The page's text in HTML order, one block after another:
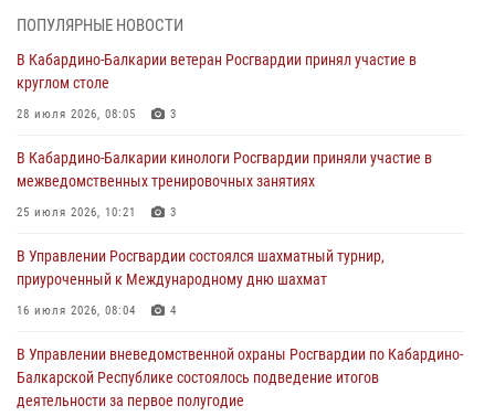
мировой войне 1914-1918 годов
01 августа 2026, 07:30
поздравил специалистов подразделений тыла с профессиональным
праздником
01 августа 2026, 00:10
Росгвардия обеспечивает безопасность граждан на южном
направлении
31 июля 2026, 09:22
Состоялась рабочая встреча директора Росгвардии Героя России
генерала армии Виктора Золотова с заместителем полномочного
представителя Президента Российской Федерации в Северо-
ПОПУЛЯРНЫЕ НОВОСТИ
В Кабардино-Балкарии ветеран Росгвардии принял участие в
круглом столе
28 июля 2026, 08:05 3
В Кабардино-Балкарии кинологи Росгвардии приняли участие в
межведомственных тренировочных занятиях
25 июля 2026, 10:21 3
В Управлении Росгвардии состоялся шахматный турнир,
приуроченный к Международному дню шахмат
16 июля 2026, 08:04 4
В Управлении вневедомственной охраны Росгвардии по Кабардино-
Балкарской Республике состоялось подведение итогов
деятельности за первое полугодие